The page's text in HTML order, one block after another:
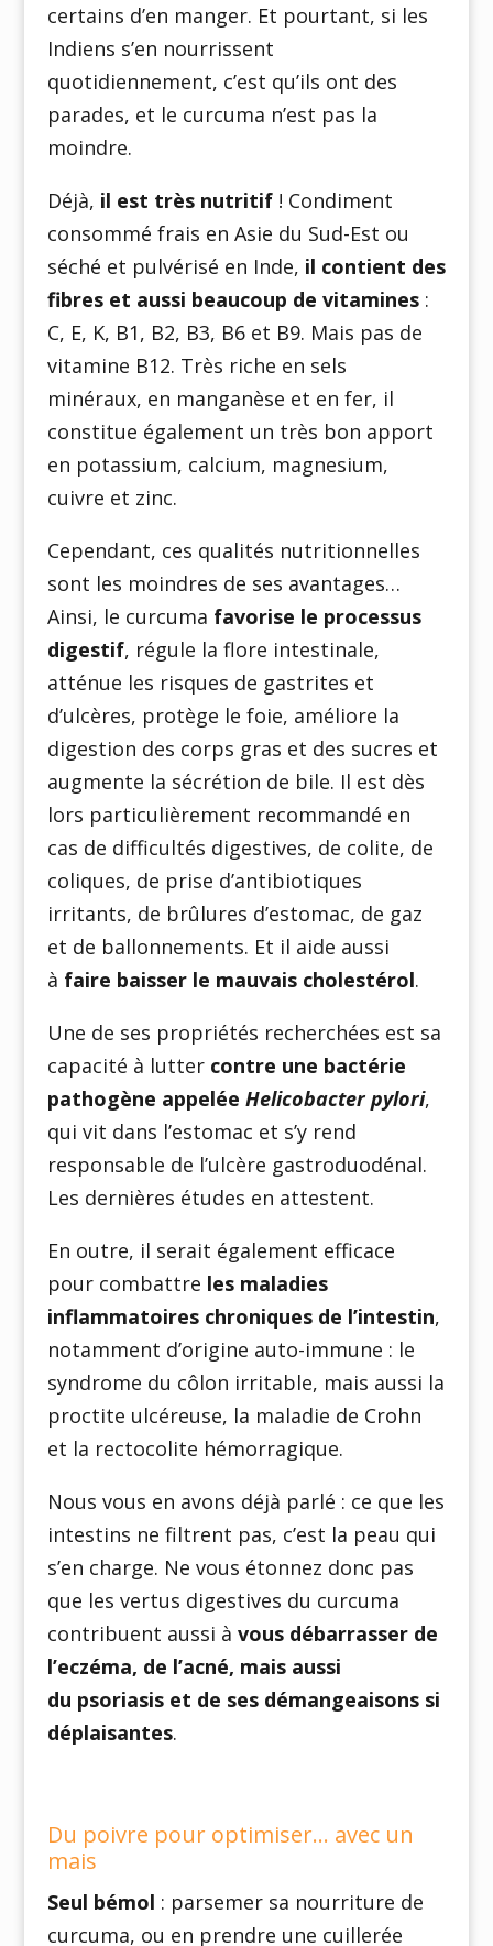
certains d’en manger. Et pourtant, si les
Indiens s’en nourrissent
quotidiennement, c’est qu’ils ont des
parades, et le curcuma n’est pas la
moindre.
Déjà, il est très nutritif ! Condiment
consommé frais en Asie du Sud-Est ou
séché et pulvérisé en Inde, il contient des
fibres et aussi beaucoup de vitamines:
C, E, K, B1, B2, B3, B6 et B9. Mais pas de
vitamine B12. Très riche en sels
minéraux, en manganèse et en fer, il
constitue également un très bon apport
en potassium, calcium, magnesium,
cuivre et zinc.
Cependant, ces qualités nutritionnelles
sont les moindres de ses avantages…
Ainsi, le curcuma favorise le processus
digestif, régule la flore intestinale,
atténue les risques de gastrites et
d’ulcères, protège le foie, améliore la
digestion des corps gras et des sucres et
augmente la sécrétion de bile. Il est dès
lors particulièrement recommandé en
cas de difficultés digestives, de colite, de
coliques, de prise d’antibiotiques
irritants, de brûlures d’estomac, de gaz
et de ballonnements. Et il aide aussi
à faire baisser le mauvais cholestérol.
Une de ses propriétés recherchées est sa
capacité à lutter contre une bactérie
pathogène appelée Helicobacter pylori,
qui vit dans l’estomac et s’y rend
responsable de l’ulcère gastroduodénal.
Les dernières études en attestent.
En outre, il serait également efficace
pour combattre les maladies
inflammatoires chroniques de l’intestin,
notamment d’origine auto-immune : le
syndrome du côlon irritable, mais aussi la
proctite ulcéreuse, la maladie de Crohn
et la rectocolite hémorragique.
Nous vous en avons déjà parlé : ce que les
intestins ne filtrent pas, c’est la peau qui
s’en charge. Ne vous étonnez donc pas
que les vertus digestives du curcuma
contribuent aussi à vous débarrasser de
l’eczéma, de l’acné, mais aussi
du psoriasis et de ses démangeaisons si
déplaisantes.
Du poivre pour optimiser… avec un
mais
Seul bémol : parsemer sa nourriture de
curcuma, ou en prendre une cuillerée